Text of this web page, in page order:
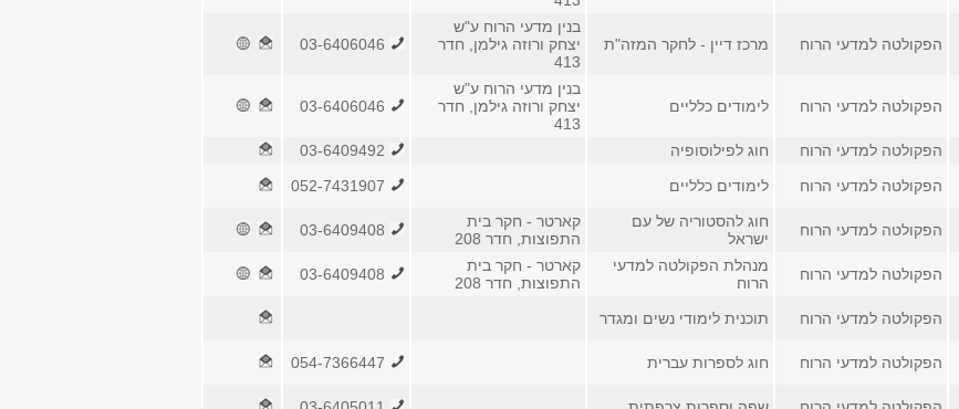
הפקולטה למדעי הרוח מרכז דיין - לחקר המזה"ת
בנין מדעי הרוח ע"ש
יצחק ורוזה גילמן, חדר
413
הפקולטה למדעי הרוח לימודים כלליים
בנין מדעי הרוח ע"ש
יצחק ורוזה גילמן, חדר
413
הפקולטה למדעי הרוח חוג לפילוסופיה
הפקולטה למדעי הרוח לימודים כלליים
הפקולטה למדעי הרוח
חוג להסטוריה של עם
ישראל
קארטר - חקר בית
התפוצות, חדר 208
הפקולטה למדעי הרוח
מנהלת הפקולטה למדעי
הרוח
קארטר - חקר בית
התפוצות, חדר 208
הפקולטה למדעי הרוח
תוכנית לימודי נשים ומגדר
הפקולטה למדעי הרוח חוג לספרות עברית